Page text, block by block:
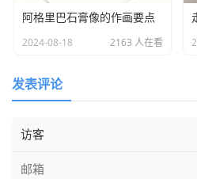
系。
小卫石膏像的头发较为复杂，我
的基调，在此基础上，再将头发
一组头发的来龙去脉，加强明暗
阿格里巴石膏像的作画要点
2024-08-18 2163 人在看
发表评论